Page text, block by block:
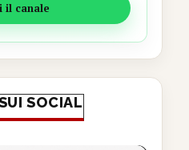
il canale
SOCIAL